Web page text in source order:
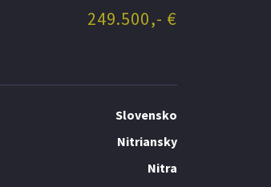
249.500,- €
Slovensko
Nitriansky
Nitra